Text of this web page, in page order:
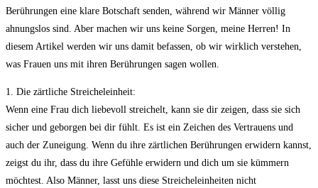
Berührungen eine klare Botschaft senden, während wir Männer völlig
ahnungslos sind. Aber machen wir uns keine Sorgen, meine Herren! In
diesem Artikel werden wir uns damit befassen, ob wir wirklich verstehen,
was Frauen uns mit ihren Berührungen sagen wollen.
1. Die zärtliche Streicheleinheit:
Wenn eine Frau dich liebevoll streichelt, kann sie dir zeigen, dass sie sich
sicher und geborgen bei dir fühlt. Es ist ein Zeichen des Vertrauens und
auch der Zuneigung. Wenn du ihre zärtlichen Berührungen erwidern kannst,
zeigst du ihr, dass du ihre Gefühle erwidern und dich um sie kümmern
möchtest. Also Männer, lasst uns diese Streicheleinheiten nicht